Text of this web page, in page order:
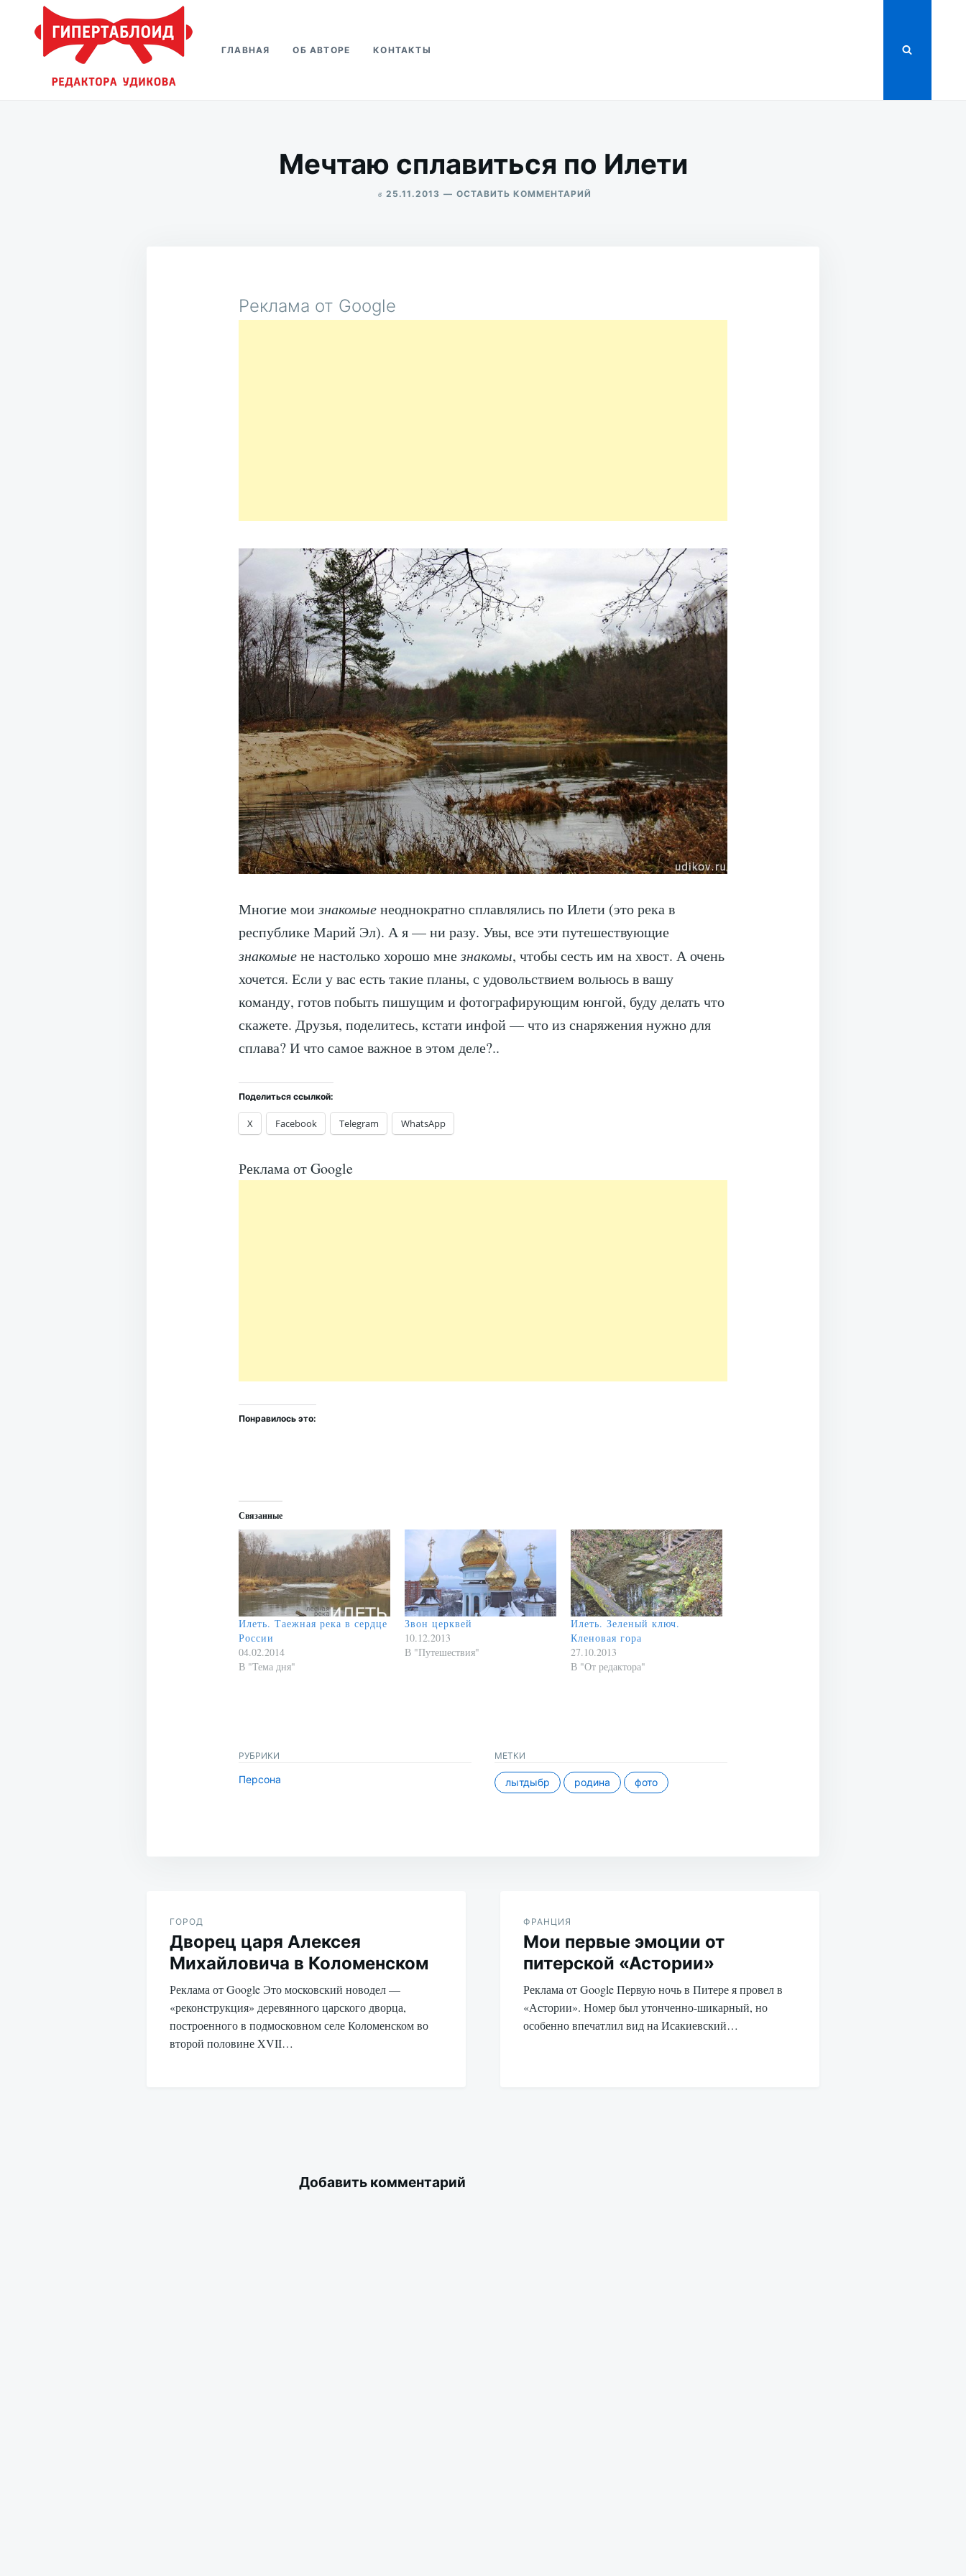
Перейти
содержимому
ГЛАВНАЯ ОБ АВТОРЕ КОНТАКТЫ
Мечтаю сплавиться по Илети
в 25.11.2013 ОСТАВИТЬ КОММЕНТАРИЙ
Реклама от Google
Многие моизнакомыенеоднократно сплавлялись по Илети (это река в
республике Марий Эл). А я — ни разу. Увы, все эти путешествующие
знакомыене настолько хорошо мнезнакомы, чтобы сесть им на хвост. А очень
хочется. Если у вас есть такие планы, с удовольствием вольюсь в вашу
команду, готов побыть пишущим и фотографирующим юнгой, буду делать что
скажете. Друзья, поделитесь, кстати инфой — что из снаряжения нужно для
сплава? И что самое важное в этом деле?..
Поделиться ссылкой:
X Facebook Telegram WhatsApp
Реклама от Google
Понравилось это:
Связанные
Илеть. Таежная река в сердце
России
04.02.2014
В "Тема дня"
Звон церквей
10.12.2013
В "Путешествия"
Илеть. Зеленый ключ.
Кленовая гора
27.10.2013
В "От редактора"
РУБРИКИ
Персона
МЕТКИ
лытдыбр родина фото
по
записям
ГОРОД
Дворец царя Алексея
Михайловича в Коломенском
Реклама от Google Это московский новодел —
«реконструкция» деревянного царского дворца,
построенного в подмосковном селе Коломенском во
второй половине XVII…
ФРАНЦИЯ
Мои первые эмоции от
питерской «Астории»
Реклама от Google Первую ночь в Питере я провел в
«Астории». Номер был утонченно-шикарный, но
особенно впечатлил вид на Исакиевский…
Добавить комментарий